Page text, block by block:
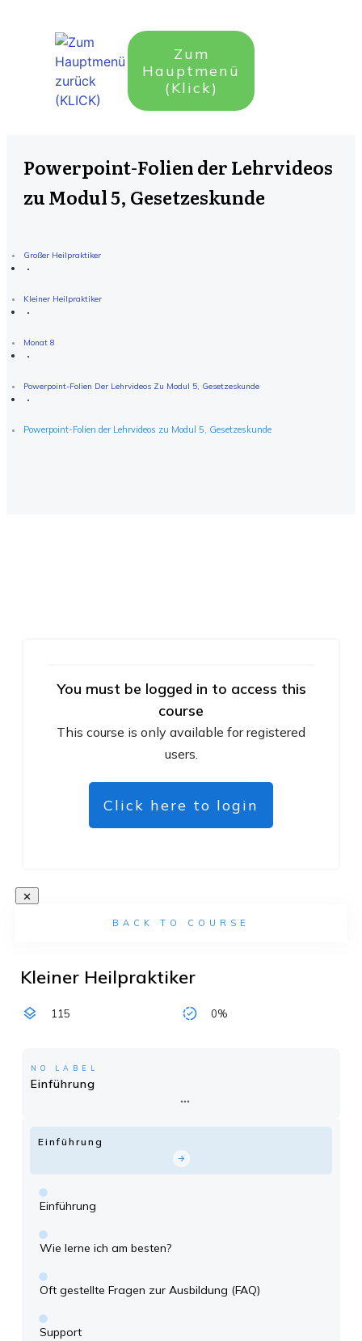
Zum
Hauptmenü
(Klick)
Powerpoint-Folien der Lehrvideos
zu Modul 5, Gesetzeskunde
Großer Heilpraktiker
Kleiner Heilpraktiker
Monat 8
Powerpoint-Folien Der Lehrvideos Zu Modul 5, Gesetzeskunde
Powerpoint-Folien der Lehrvideos zu Modul 5, Gesetzeskunde
You must be logged in to access this
course
This course is only available for registered
users.
Click here to login
BACK TO COURSE
Kleiner Heilpraktiker
115 0%
NO LABEL
Einführung
Einführung
Einführung
Wie lerne ich am besten?
Oft gestellte Fragen zur Ausbildung (FAQ)
Support